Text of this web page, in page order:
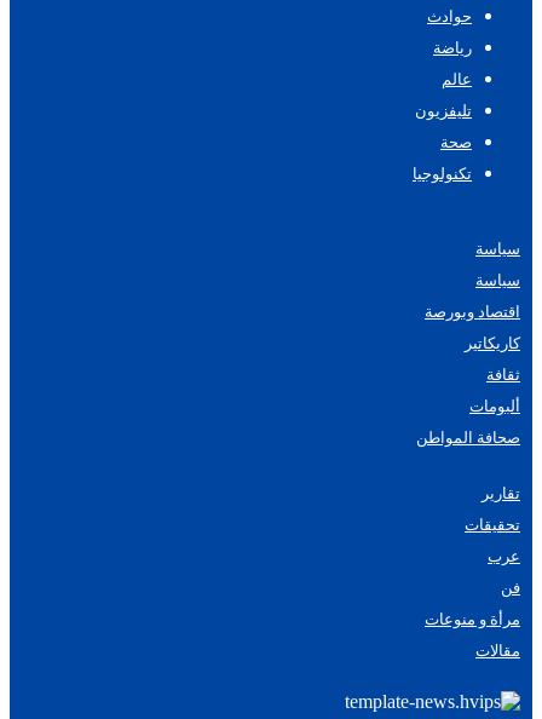
حوادث
رياضة
عالم
تليفزيون
صحة
تكنولوجيا
سياسة
سياسة
اقتصاد وبورصة
كاريكاتير
ثقافة
ألبومات
صحافة المواطن
تقارير
تحقيقات
عرب
فن
مرأة و منوعات
مقالات